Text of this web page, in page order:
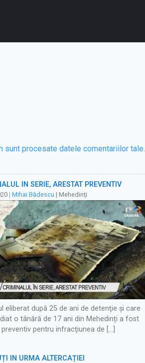
sunt procesate datele comentariilor tale.
ÎN SERIE, ARESTAT PREVENTIV
| Mihai Bădescu | Mehedinți
eliberat după 25 de ani de detenţie şi care
o tânără de 17 ani din Mehedinți a fost
pentru infracţiunea de […]
ÎN URMA ALTERCAȚIEI